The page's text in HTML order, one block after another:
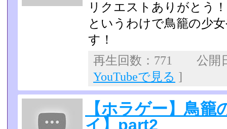
リクエストありがとう
というわけで鳥籠の少
す！
再生回数：771 公
YouTubeで見る ]
【ホラゲー】鳥
イ】part2